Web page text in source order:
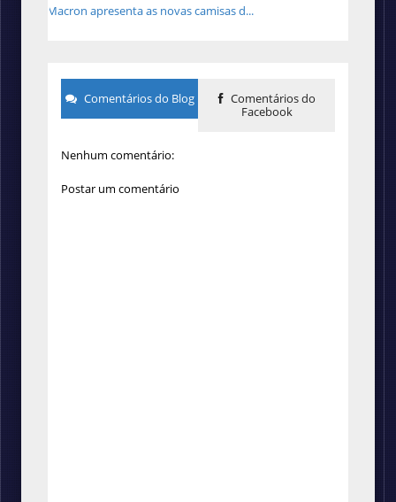
Macron apresenta as novas camisas d...
Comentários do Blog
Comentários do
Facebook
Nenhum comentário:
Postar um comentário